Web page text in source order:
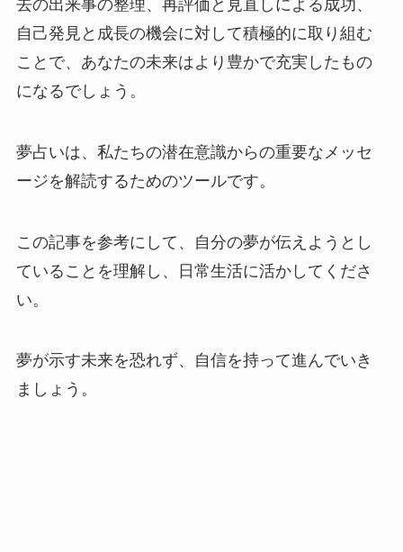
去の出来事の整理、再評価と見直しによる成功、
自己発見と成長の機会に対して積極的に取り組む
ことで、あなたの未来はより豊かで充実したもの
になるでしょう。
夢占いは、私たちの潜在意識からの重要なメッセ
ージを解読するためのツールです。
この記事を参考にして、自分の夢が伝えようとし
ていることを理解し、日常生活に活かしてくださ
い。
夢が示す未来を恐れず、自信を持って進んでいき
ましょう。